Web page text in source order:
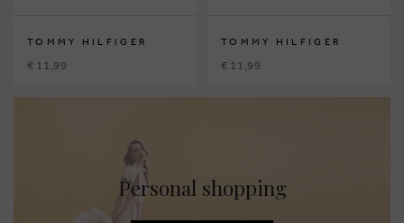
TOMMY HILFIGER
€ 11,99
TOMMY HILFIGER
€ 11,99
Personal shopping